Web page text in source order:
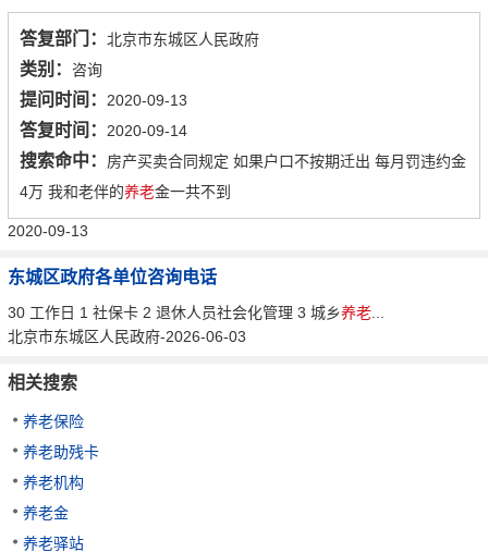
答复部门： 北京市东城区人民政府
类别： 咨询
提问时间： 2020-09-13
答复时间： 2020-09-14
搜索命中： 房产买卖合同规定 如果户口不按期迁出 每月罚违约金
4万 我和老伴的养老金一共不到
2020-09-13
东城区政府各单位咨询电话
30 工作日 1 社保卡 2 退休人员社会化管理 3 城乡养老...
北京市东城区人民政府-2026-06-03
相关搜索
养老保险
养老助残卡
养老机构
养老金
养老驿站